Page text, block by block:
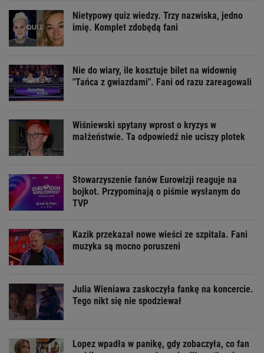
Nietypowy quiz wiedzy. Trzy nazwiska, jedno
imię. Komplet zdobędą fani
Nie do wiary, ile kosztuje bilet na widownię
"Tańca z gwiazdami". Fani od razu zareagowali
Wiśniewski spytany wprost o kryzys w
małżeństwie. Ta odpowiedź nie uciszy plotek
Stowarzyszenie fanów Eurowizji reaguje na
bojkot. Przypominają o piśmie wysłanym do
TVP
Kazik przekazał nowe wieści ze szpitala. Fani
muzyka są mocno poruszeni
Julia Wieniawa zaskoczyła fankę na koncercie.
Tego nikt się nie spodziewał
Lopez wpadła w panikę, gdy zobaczyła, co fan